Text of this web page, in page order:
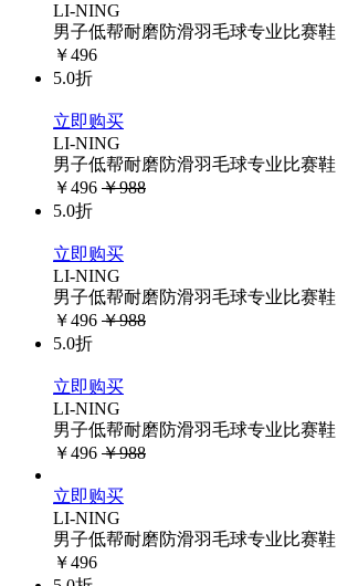
LI-NING
男子低帮耐磨防滑羽毛球专业比赛鞋
￥496
5.0折
立即购买
LI-NING
男子低帮耐磨防滑羽毛球专业比赛鞋
￥496 ￥988
5.0折
立即购买
LI-NING
男子低帮耐磨防滑羽毛球专业比赛鞋
￥496 ￥988
5.0折
立即购买
LI-NING
男子低帮耐磨防滑羽毛球专业比赛鞋
￥496 ￥988
立即购买
LI-NING
男子低帮耐磨防滑羽毛球专业比赛鞋
￥496